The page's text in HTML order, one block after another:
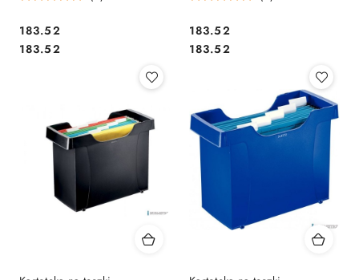
Cena:
183.52
Cena:
183.52
Cena:
183.52
Cena:
183.52